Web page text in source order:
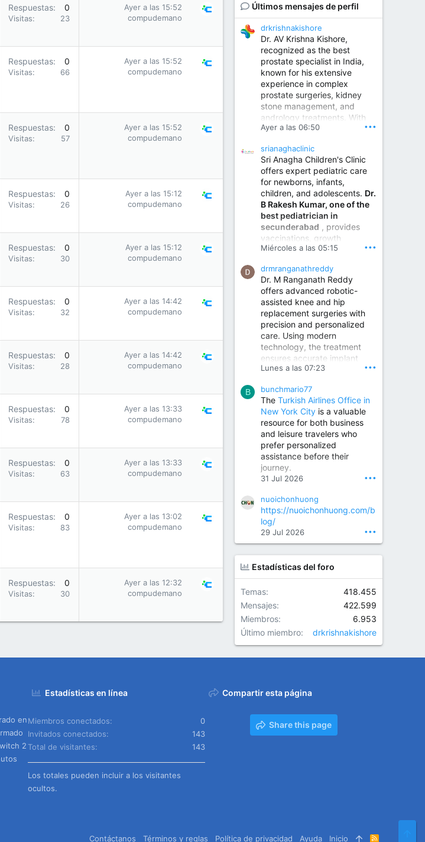
Respuestas 0
Visitas 23
Ayer a las 15:52
compudemano
Respuestas 0
Visitas 66
Ayer a las 15:52
compudemano
Respuestas 0
Visitas 57
Ayer a las 15:52
compudemano
Respuestas 0
Visitas 26
Ayer a las 15:12
compudemano
Respuestas 0
Visitas 30
Ayer a las 15:12
compudemano
Respuestas 0
Visitas 32
Ayer a las 14:42
compudemano
Respuestas 0
Visitas 28
Ayer a las 14:42
compudemano
Respuestas 0
Visitas 78
Ayer a las 13:33
compudemano
Respuestas 0
Visitas 63
Ayer a las 13:33
compudemano
Respuestas 0
Visitas 83
Ayer a las 13:02
compudemano
Respuestas 0
Visitas 30
Ayer a las 12:32
compudemano
Últimos mensajes de perfil
drkrishnakishore
Dr. AV Krishna Kishore,
recognized as the best
prostate specialist in India,
known for his extensive
experience in complex
prostate surgeries, kidney
stone management, and
andrology treatments. With
years of surgical practice and
invasive and robotic
techniques.
Best Urologist in Vijayawada | Urology Specialist in Vijayawada
Dr. A. V. Krishna Kishore,
the Best Urologist...
www.drkrishnakishore.com
Ayer a las 06:50 •••
srianaghaclinic
Sri Anagha Children's Clinic
offers expert pediatric care
for newborns, infants,
children, and adolescents. Dr.
B Rakesh Kumar, one of the
best pediatrician in
secunderabad , provides
vaccinations, growth
monitoring, newborn care,
illnesses, nutrition guidance,
and preventive healthcare in
a child-friendly environment.
Children Hospital in Secunderabad | Best Pediatrician in Hyderabad | Neonatologist in Medchal
Our pediatrician and
Neonatologist team at...
www.srianaghaclinic.com
Miércoles a las 05:15 •••
drmranganathreddy
Dr. M Ranganath Reddy
offers advanced robotic-
assisted knee and hip
replacement surgeries with
precision and personalized
care. Using modern
technology, the treatment
ensures accurate implant
placement, reduced pain,
improved joint function,
helping patients return to an
active and comfortable
lifestyle.
Orthopedic Surgeon in Kondapur | Best Orthopedic Doctor in Kondapur | Dr. M. Ranganath Reddy
Consult Dr. M. Ranganath
Reddy, the best...
www.drranganathreddy.co
m
Lunes a las 07:23 •••
B bunchmario77
The Turkish Airlines Office in
New York City is a valuable
resource for both business
and leisure travelers who
prefer personalized
assistance before their
journey.
31 Jul 2026 •••
nuoichonhuong
https://nuoichonhuong.com/b
log/
29 Jul 2026 •••
Estadísticas del foro
Temas
418.455
Mensajes
422.599
Miembros
6.953
Último miembro
drkrishnakishore
en
2
Estadísticas en línea
Miembros conectados
0
Invitados conectados
143
Total de visitantes
143
Los totales pueden incluir a los visitantes
ocultos.
Compartir esta página
Share this page
Contáctanos Términos y reglas Política de privacidad Ayuda Inicio R